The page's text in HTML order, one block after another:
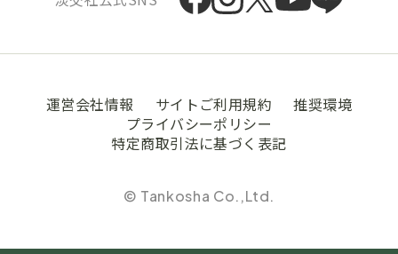
運営会社情報 サイトご利用規約
推奨環境
プライバシーポリシー
特定商取引法に基づく表記
© Tankosha Co.,Ltd.